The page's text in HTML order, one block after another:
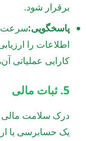
برقرار شود.
پاسخگویی:سرعت
اطلاعات را
کارایی عملیاتی
5. ثبات مالی
درک سلامت مالی
یک حسابرسی یا